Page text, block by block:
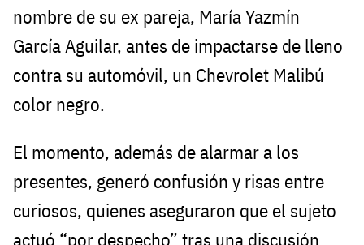
nombre de su ex pareja, María Yazmín
García Aguilar, antes de impactarse de lleno
contra su automóvil, un Chevrolet Malibú
color negro.
El momento, además de alarmar a los
presentes, generó confusión y risas entre
curiosos, quienes aseguraron que el sujeto
actuó “por despecho” tras una discusión